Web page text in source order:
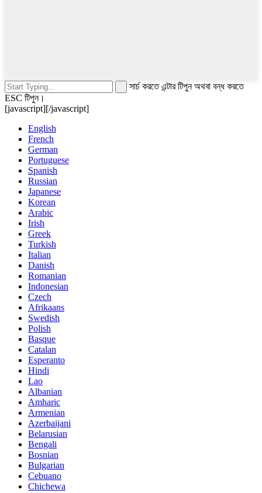
সার্চ করতে এন্টার টিপুন অথবা বন্ধ করতে
ESC টিপুন।
[javascript][/javascript]
English
French
German
Portuguese
Spanish
Russian
Japanese
Korean
Arabic
Irish
Greek
Turkish
Italian
Danish
Romanian
Indonesian
Czech
Afrikaans
Swedish
Polish
Basque
Catalan
Esperanto
Hindi
Lao
Albanian
Amharic
Armenian
Azerbaijani
Belarusian
Bengali
Bosnian
Bulgarian
Cebuano
Chichewa